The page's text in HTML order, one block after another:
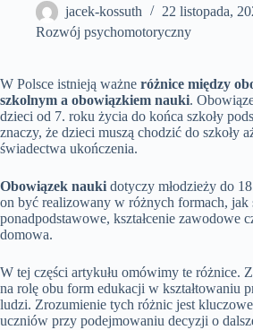
jacek-kossuth
22 listopada,
Rozwój psychomotoryczny
W Polsce istnieją ważne różnice między
szkolnym a obowiązkiem nauki.
dzieci od 7. roku życia do końca szkoły
znaczy, że dzieci muszą chodzić do szkoły
świadectwa ukończenia.
Obowiązek nauki dotyczy młodzieży do
on być realizowany w różnych formach, jak
ponadpodstawowe, kształcenie zawodowe
domowa.
W tej części artykułu omówimy te różnice.
na rolę obu form edukacji w kształtowaniu
ludzi. Zrozumienie tych różnic jest
uczniów przy podejmowaniu decyzji o